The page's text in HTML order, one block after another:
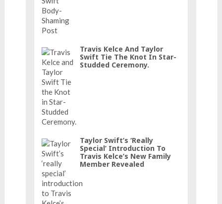
Travis Kelce And Taylor
Swift Tie The Knot In Star-
Studded Ceremony.
Taylor Swift’s ‘really
Special’ Introduction To
Travis Kelce’s New Family
Member Revealed